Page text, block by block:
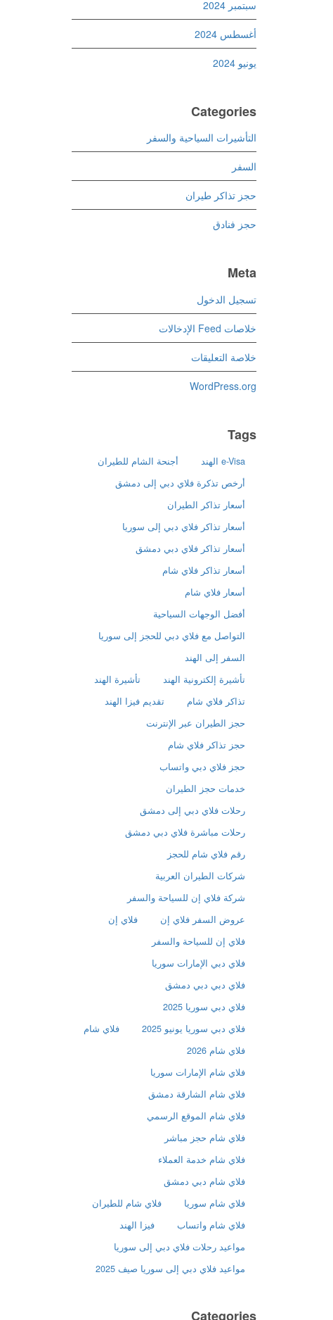
سبتمبر 2024
أغسطس 2024
يونيو 2024
Categories
التأشيرات السياحية والسفر
السفر
حجز تذاكر طيران
حجز فنادق
Meta
تسجيل الدخول
خلاصات Feed الإدخالات
خلاصة التعليقات
WordPress.org
Tags
e-Visa الهند
أجنحة الشام للطيران
أرخص تذكرة فلاي دبي إلى دمشق
أسعار تذاكر الطيران
أسعار تذاكر فلاي دبي إلى سوريا
أسعار تذاكر فلاي دبي دمشق
أسعار تذاكر فلاي شام
أسعار فلاي شام
أفضل الوجهات السياحية
التواصل مع فلاي دبي للحجز إلى سوريا
السفر إلى الهند
تأشيرة إلكترونية الهند
تأشيرة الهند
تذاكر فلاي شام
تقديم فيزا الهند
حجز الطيران عبر الإنترنت
حجز تذاكر فلاي شام
حجز فلاي دبي واتساب
خدمات حجز الطيران
رحلات فلاي دبي إلى دمشق
رحلات مباشرة فلاي دبي دمشق
رقم فلاي شام للحجز
شركات الطيران العربية
شركة فلاي إن للسياحة والسفر
عروض السفر فلاي إن
فلاي إن
فلاي إن للسياحة والسفر
فلاي دبي الإمارات سوريا
فلاي دبي دبي دمشق
فلاي دبي سوريا 2025
فلاي دبي سوريا يونيو 2025
فلاي شام
فلاي شام 2026
فلاي شام الإمارات سوريا
فلاي شام الشارقة دمشق
فلاي شام الموقع الرسمي
فلاي شام حجز مباشر
فلاي شام خدمة العملاء
فلاي شام دبي دمشق
فلاي شام سوريا
فلاي شام للطيران
فلاي شام واتساب
فيزا الهند
مواعيد رحلات فلاي دبي إلى سوريا
مواعيد فلاي دبي إلى سوريا صيف 2025
Categories